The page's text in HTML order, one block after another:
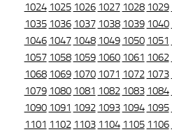
1024 1025 1026 1027 1028 1029
1035 1036 1037 1038 1039 1040
1046 1047 1048 1049 1050 1051
1057 1058 1059 1060 1061 1062
1068 1069 1070 1071 1072 1073
1079 1080 1081 1082 1083 1084
1090 1091 1092 1093 1094 1095
1101 1102 1103 1104 1105 1106